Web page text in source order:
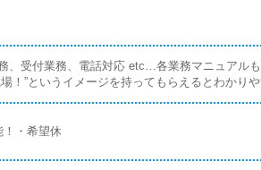
、受付業務、電話対応 etc…各業務マニュアル
！”というイメージを持ってもらえるとわかり
！・希望休